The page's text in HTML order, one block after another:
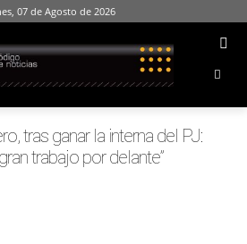
07 de Agosto de 2026
tras ganar la interna del PJ:
trabajo por delante”